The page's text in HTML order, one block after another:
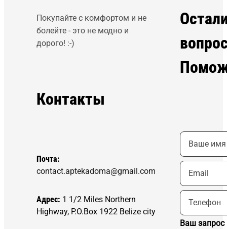
Покупайте с комфортом и не
болейте - это не модно и
дорого! :-)
Контакты
Почта:
contact.aptekadoma@gmail.com
Адрес: 1 1/2 Miles Northern
Highway, P.O.Box 1922 Belize city
Ваш запрос